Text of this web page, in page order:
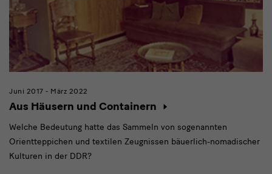
Juni 2017 - März 2022
Aus Häusern und Containern
Welche Bedeutung hatte das Sammeln von sogenannten
Orientteppichen und textilen Zeugnissen bäuerlich-nomadischer
Kulturen in der DDR?